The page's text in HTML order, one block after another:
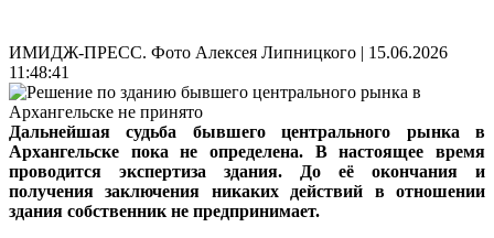
ИМИДЖ-ПРЕСС. Фото Алексея Липницкого | 15.06.2026
11:48:41
Дальнейшая судьба бывшего центрального рынка в
Архангельске пока не определена. В настоящее время
проводится экспертиза здания. До её окончания и
получения заключения никаких действий в отношении
здания собственник не предпринимает.